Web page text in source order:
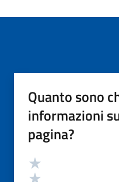
Quanto sono
informazioni
pagina?
Valutazione